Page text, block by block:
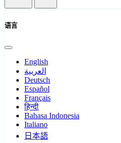
语言
English
العربية
Deutsch
Español
Français
हिन्दी
Bahasa Indonesia
Italiano
日本語